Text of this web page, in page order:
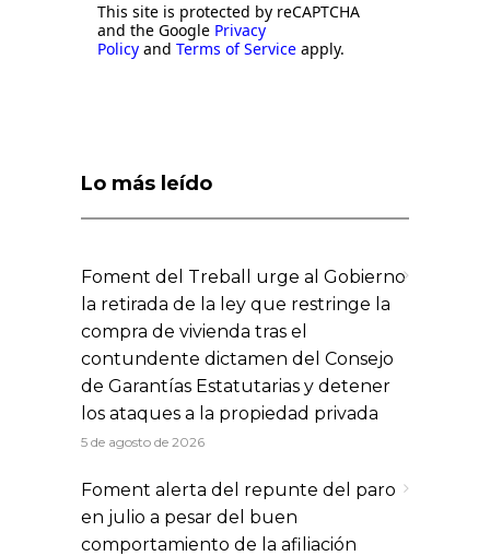
This site is protected by reCAPTCHA
and the Google Privacy
Policy and Terms of Service apply.
Lo más leído
Foment del Treball urge al Gobierno
la retirada de la ley que restringe la
compra de vivienda tras el
contundente dictamen del Consejo
de Garantías Estatutarias y detener
los ataques a la propiedad privada
5 de agosto de 2026
Foment alerta del repunte del paro
en julio a pesar del buen
comportamiento de la afiliación